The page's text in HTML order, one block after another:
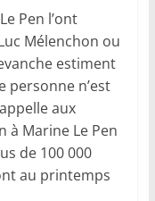
Pen l’ont
Mélenchon ou
estiment
personne n’est
aux
à Marine Le Pen
de 100 000
au printemps